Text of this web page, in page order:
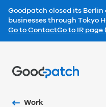
Goodpatch closed its
businesses through Tokyo
Go to ContactGo to IR page
Work